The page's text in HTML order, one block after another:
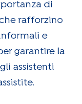
di
rafforzino
e
garantire la
assistenti